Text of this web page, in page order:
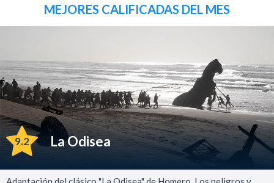
MEJORES CALIFICADAS DEL MES
9.2 La Odisea